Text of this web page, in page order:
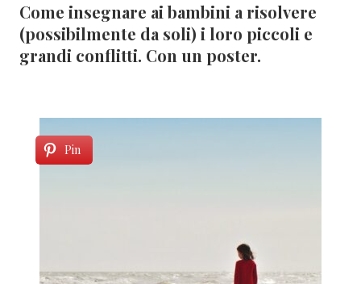
Come insegnare ai bambini a risolvere
(possibilmente da soli) i loro piccoli e
grandi conflitti. Con un poster.
Pin